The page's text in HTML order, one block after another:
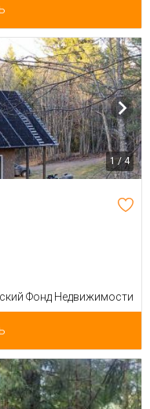
1 / 4
Фонд Недвижимости